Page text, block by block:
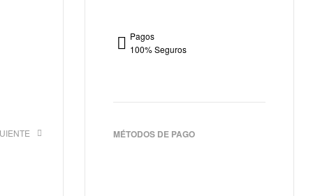
Pagos
100% Seguros
MÉTODOS DE PAGO